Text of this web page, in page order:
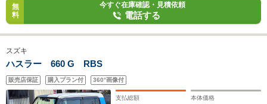
無
料
今すぐ在庫確認・見積依頼
電話する
スズキ
ハスラー 660 G RBS
販売店保証 購入プラン付 360°画像付
支払総額 本体価格